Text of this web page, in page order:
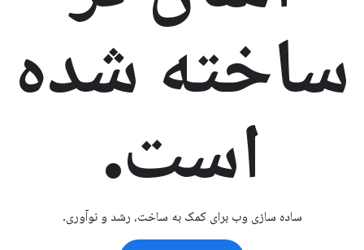
ساخته شده
است.
ساده سازی وب برای کمک به ساخت، رشد و نوآوری.